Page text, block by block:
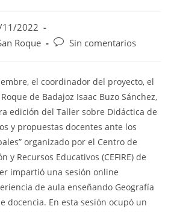
2022
Roque
Comentarios
entrada:
Sin comentarios
el coordinador del proyecto, el
de Badajoz Isaac Buzo Sánchez,
edición del Taller sobre Didáctica de
y propuestas docentes ante los
organizado por el Centro de
y Recursos Educativos (CEFIRE) de
impartió una sesión online
de aula enseñando Geografía
docencia. En esta sesión ocupó un